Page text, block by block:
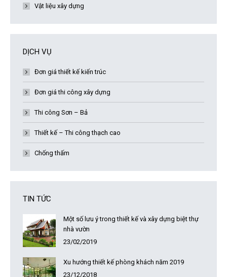
Vật liệu xây dựng
DỊCH VỤ
Đơn giá thiết kế kiến trúc
Đơn giá thi công xây dựng
Thi công Sơn – Bả
Thiết kế – Thi công thạch cao
Chống thấm
TIN TỨC
Một số lưu ý trong thiết kế và xây dựng biệt thự
nhà vườn
23/02/2019
Xu hướng thiết kế phòng khách năm 2019
23/12/2018